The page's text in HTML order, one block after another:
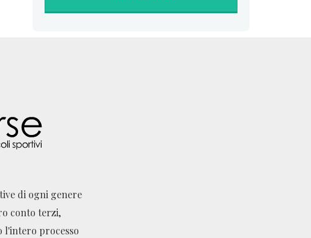
di ogni genere
conto terzi,
l'intero processo